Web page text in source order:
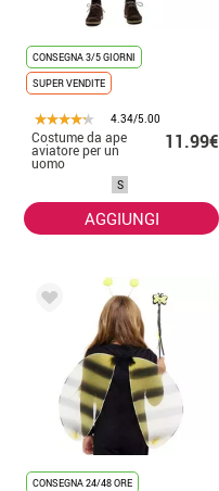
CONSEGNA 3/5 GIORNI
SUPER VENDITE
4.34/5.00
Costume da ape
aviatore per un
uomo
11.99€
S
AGGIUNGI
CONSEGNA 24/48 ORE